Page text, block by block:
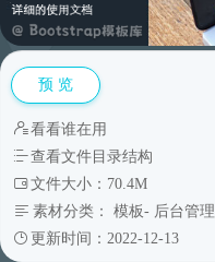
预 览
看看谁在用
查看文件目录结构
文件大小：70.4M
素材分类： 模板- 后台管理
更新时间：2022-12-13